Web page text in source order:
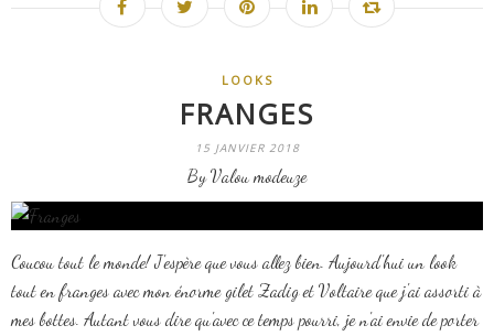
LOOKS
FRANGES
15 JANVIER 2018
By Valou modeuze
Coucou tout le monde! J'espère que vous allez bien. Aujourd'hui un look
tout en franges avec mon énorme gilet Zadig et Voltaire que j'ai assorti à
mes bottes. Autant vous dire qu'avec ce temps pourri, je n'ai envie de porter